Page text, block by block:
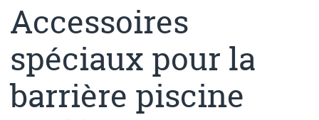
Accessoires
spéciaux pour la
barrière piscine